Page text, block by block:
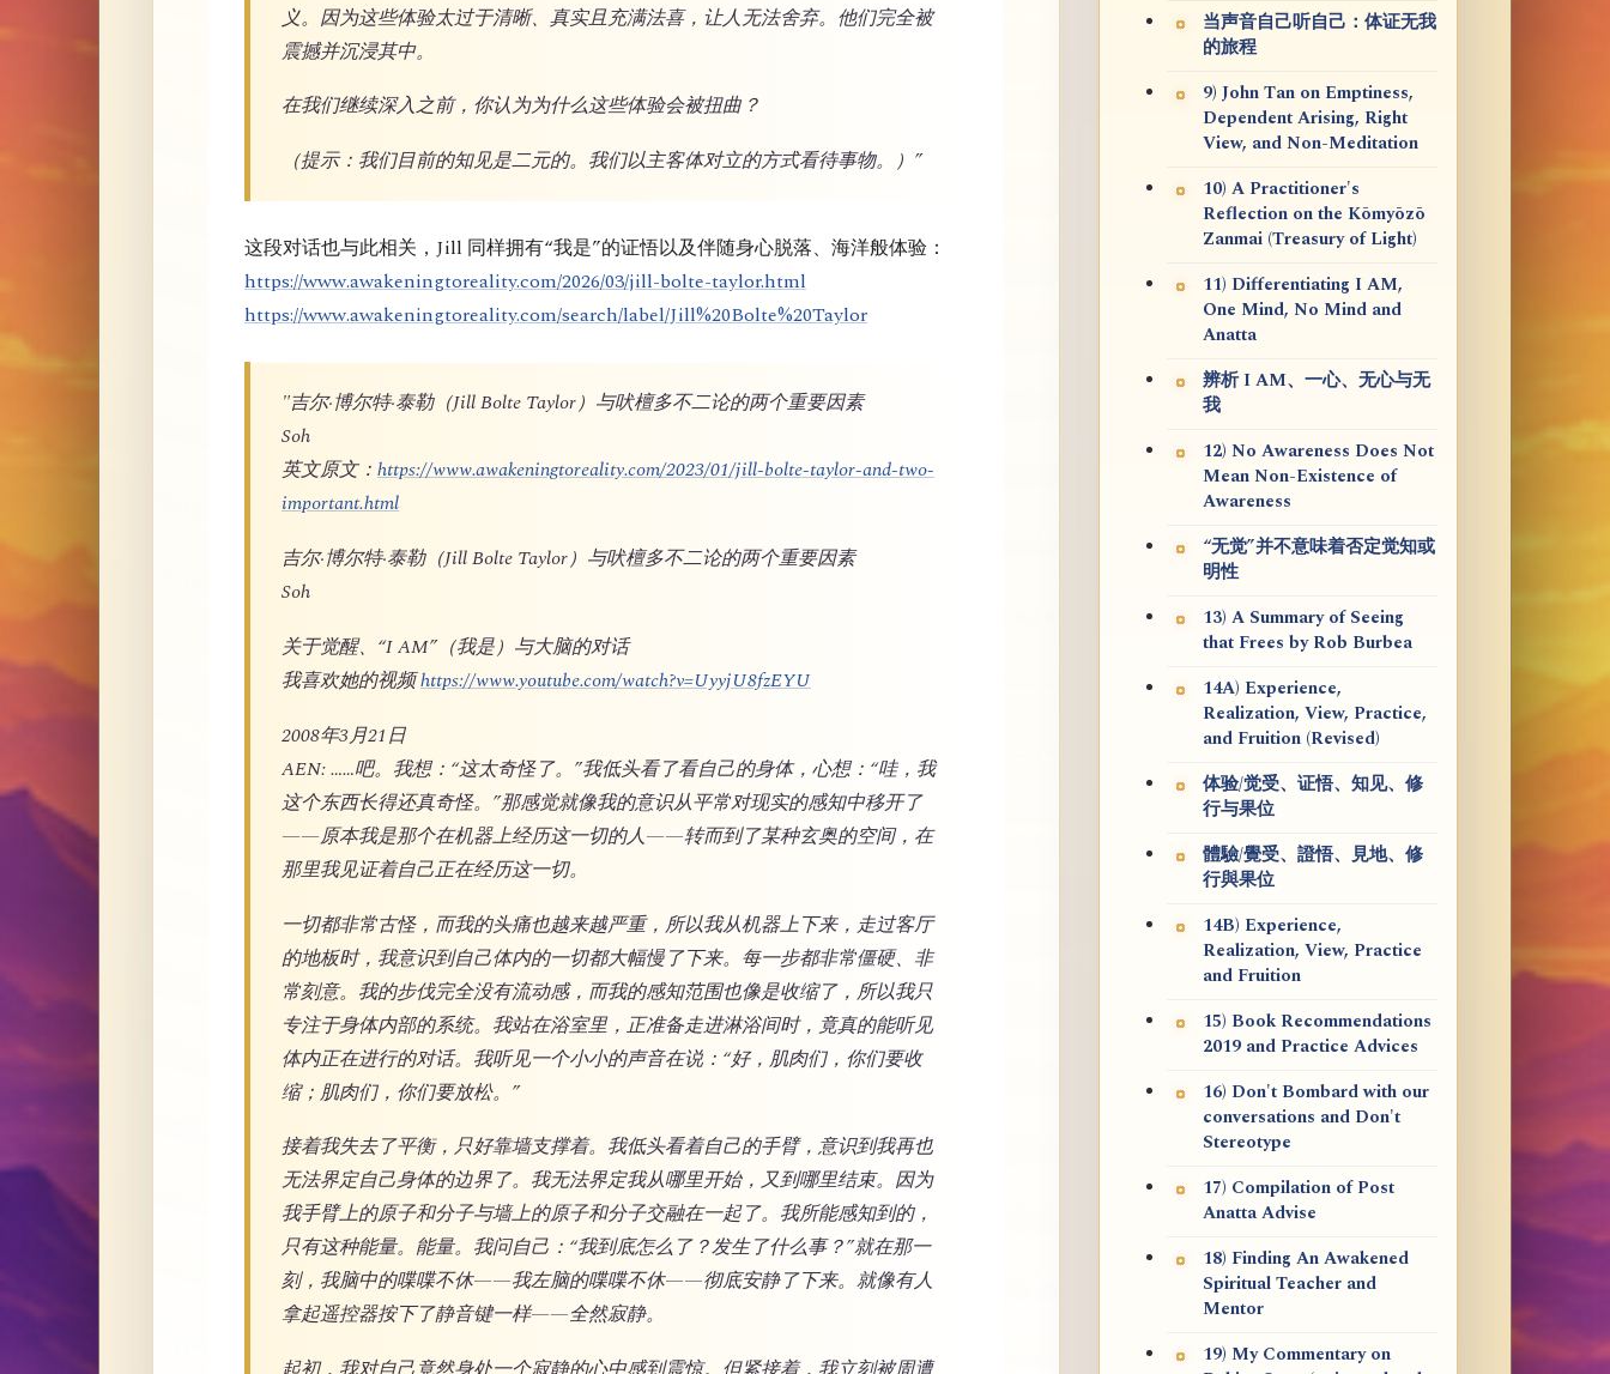
义。因为这些体验太过于清晰、真实且充满法喜，让人无法舍弃。他们完全被
震撼并沉浸其中。
在我们继续深入之前，你认为为什么这些体验会被扭曲？
（提示：我们目前的知见是二元的。我们以主客体对立的方式看待事物。）”
这段对话也与此相关，Jill 同样拥有“我是”的证悟以及伴随身心脱落、海洋般体验：
https://www.awakeningtoreality.com/2026/03/jill-bolte-taylor.html
https://www.awakeningtoreality.com/search/label/Jill%20Bolte%20Taylor
"吉尔·博尔特·泰勒（Jill Bolte Taylor）与吠檀多不二论的两个重要因素
Soh
英文原文： https://www.awakeningtoreality.com/2023/01/jill-bolte-taylor-and-two-
important.html
吉尔·博尔特·泰勒（Jill Bolte Taylor）与吠檀多不二论的两个重要因素
Soh
关于觉醒、“I AM”（我是）与大脑的对话
我喜欢她的视频https://www.youtube.com/watch?v=UyyjU8fzEYU
2008年3月21日
AEN: ……吧。我想：“这太奇怪了。”我低头看了看自己的身体，心想：“哇，我
这个东西长得还真奇怪。”那感觉就像我的意识从平常对现实的感知中移开了
——原本我是那个在机器上经历这一切的人——转而到了某种玄奥的空间，在
那里我见证着自己正在经历这一切。
一切都非常古怪，而我的头痛也越来越严重，所以我从机器上下来，走过客厅
的地板时，我意识到自己体内的一切都大幅慢了下来。每一步都非常僵硬、非
常刻意。我的步伐完全没有流动感，而我的感知范围也像是收缩了，所以我只
专注于身体内部的系统。我站在浴室里，正准备走进淋浴间时，竟真的能听见
体内正在进行的对话。我听见一个小小的声音在说：“好，肌肉们，你们要收
缩；肌肉们，你们要放松。”
接着我失去了平衡，只好靠墙支撑着。我低头看着自己的手臂，意识到我再也
无法界定自己身体的边界了。我无法界定我从哪里开始，又到哪里结束。因为
我手臂上的原子和分子与墙上的原子和分子交融在一起了。我所能感知到的，
只有这种能量。能量。我问自己：“我到底怎么了？发生了什么事？”就在那一
刻，我脑中的喋喋不休——我左脑的喋喋不休——彻底安静了下来。就像有人
拿起遥控器按下了静音键一样——全然寂静。
当声音自己听自己：体证无我
的旅程
9) John Tan on Emptiness,
Dependent Arising, Right
View, and Non-Meditation
10) A Practitioner's
Reflection on the Kōmyōzō
Zanmai (Treasury of Light)
11) Differentiating I AM,
One Mind, No Mind and
Anatta
辨析 I AM、一心、无心与无
我
12) No Awareness Does Not
Mean Non-Existence of
Awareness
“无觉”并不意味着否定觉知或
明性
13) A Summary of Seeing
that Frees by Rob Burbea
14A) Experience,
Realization, View, Practice,
and Fruition (Revised)
体验/觉受、证悟、知见、修
行与果位
體驗/覺受、證悟、見地、修
行與果位
14B) Experience,
Realization, View, Practice
and Fruition
15) Book Recommendations
2019 and Practice Advices
16) Don't Bombard with our
conversations and Don't
Stereotype
17) Compilation of Post
Anatta Advise
18) Finding An Awakened
Spiritual Teacher and
Mentor
19) My Commentary on